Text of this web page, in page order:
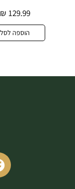
129.99
₪
הוספה לסל